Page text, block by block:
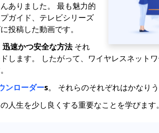
ありました。 最も魅力的
ガイド、テレビシリーズ
投稿した動画です。
迅速かつ安全な方法それ
します。 したがって、ワイヤレスネット
ンローダーs。 それらのそれぞれはかなりう
人生を少し良くする重要なことを学びます。